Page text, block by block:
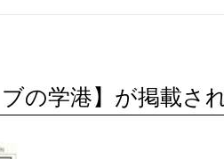
の学港】が掲載さ